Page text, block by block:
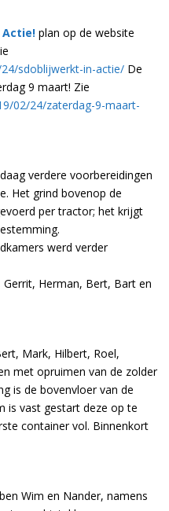
Actie! plan op de website
sdoblijwerkt-in-actie/ De
9 maart! Zie
02/24/zaterdag-9-maart-
verdere voorbereidingen
Het grind bovenop de
per tractor; het krijgt
werd verder
Herman, Bert, Bart en
Mark, Hilbert, Roel,
met opruimen van de zolder
is de bovenvloer van de
is vast gestart deze op te
container vol. Binnenkort
Wim en Nander, namens